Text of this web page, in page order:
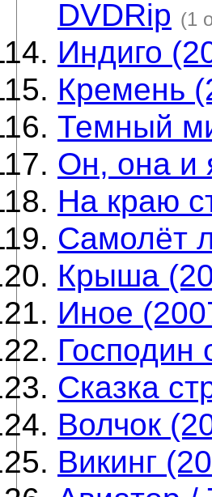
DVDRip (1
Индиго
Кремень
Темный
Он, она и
На краю
Самолёт
Крыша
Иное
Господин
Сказка
Волчок
Викинг